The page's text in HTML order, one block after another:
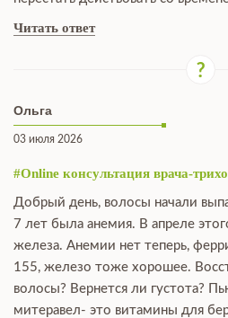
Читать ответ
Ольга
03 июля 2026
#Online консультация врача-
Добрый день, волосы начали
7 лет была анемия. В апреле
железа. Анемии нет теперь,
155, железо тоже хорошее.
волосы? Вернется ли густота?
митеравел- это витамины для